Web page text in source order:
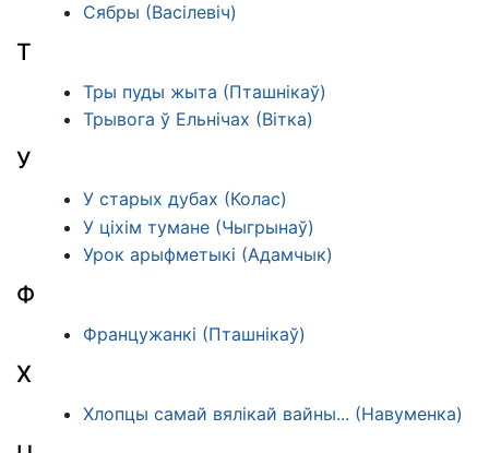
Сябры (Васілевіч)
Т
Тры пуды жыта (Пташнікаў)
Трывога ў Ельнічах (Вітка)
У
У старых дубах (Колас)
У ціхім тумане (Чыгрынаў)
Урок арыфметыкі (Адамчык)
Ф
Францужанкі (Пташнікаў)
Х
Хлопцы самай вялікай вайны... (Навуменка)